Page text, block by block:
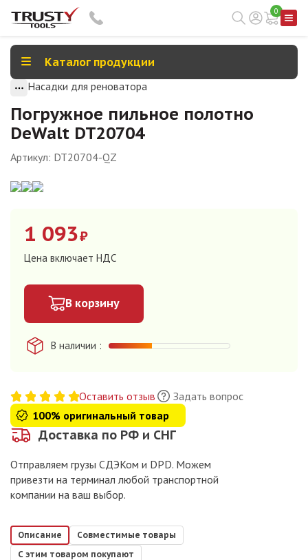
0
Каталог продукции
Насадки для реноватора
Погружное пильное полотно
DeWalt DT20704
Артикул: DT20704-QZ
1 093₽
Цена включает НДС
В корзину
В наличии
Оставить отзыв
Задать вопрос
100% оригинальный товар
Доставка по РФ и СНГ
Отправляем грузы СДЭКом и DPD. Можем
привезти на терминал любой транспортной
компании на ваш выбор.
Описание
Совместимые товары
С этим товаром покупают